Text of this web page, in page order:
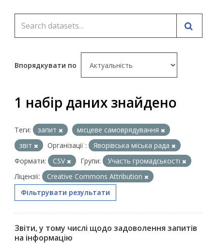
Впорядкувати по
1 набір даних знайдено
Теги: запит
місцеве самоврядування
звіт
Організації :
Яворівська міська рада
Формати:
CSV Групи:
Участь громадськості
Ліцензії:
Creative Commons Attribution
Фільтрувати результати
Звіти, у тому числі щодо задоволення запитів
на інформацію